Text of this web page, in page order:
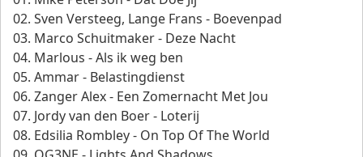
02. Sven Versteeg, Lange Frans - Boevenpad
03. Marco Schuitmaker - Deze Nacht
04. Marlous - Als ik weg ben
05. Ammar - Belastingdienst
06. Zanger Alex - Een Zomernacht Met Jou
07. Jordy van den Boer - Loterij
08. Edsilia Rombley - On Top Of The World